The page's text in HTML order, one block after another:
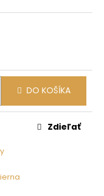
DO KOŠÍKA
Zdieľať